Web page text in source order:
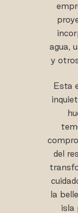
agua,
y
Esta
del
la
isla